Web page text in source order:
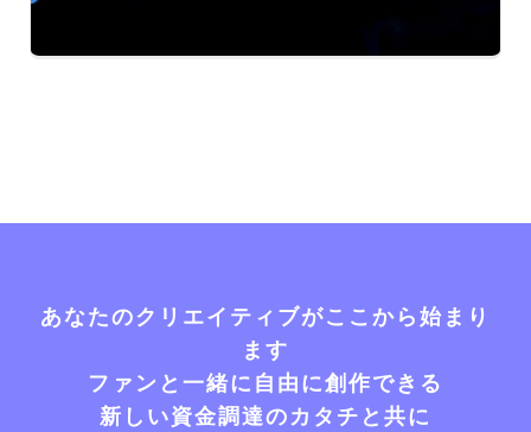
あなたのクリエイティブがここから始まり
ます
ファンと一緒に自由に創作できる
新しい資金調達のカタチと共に